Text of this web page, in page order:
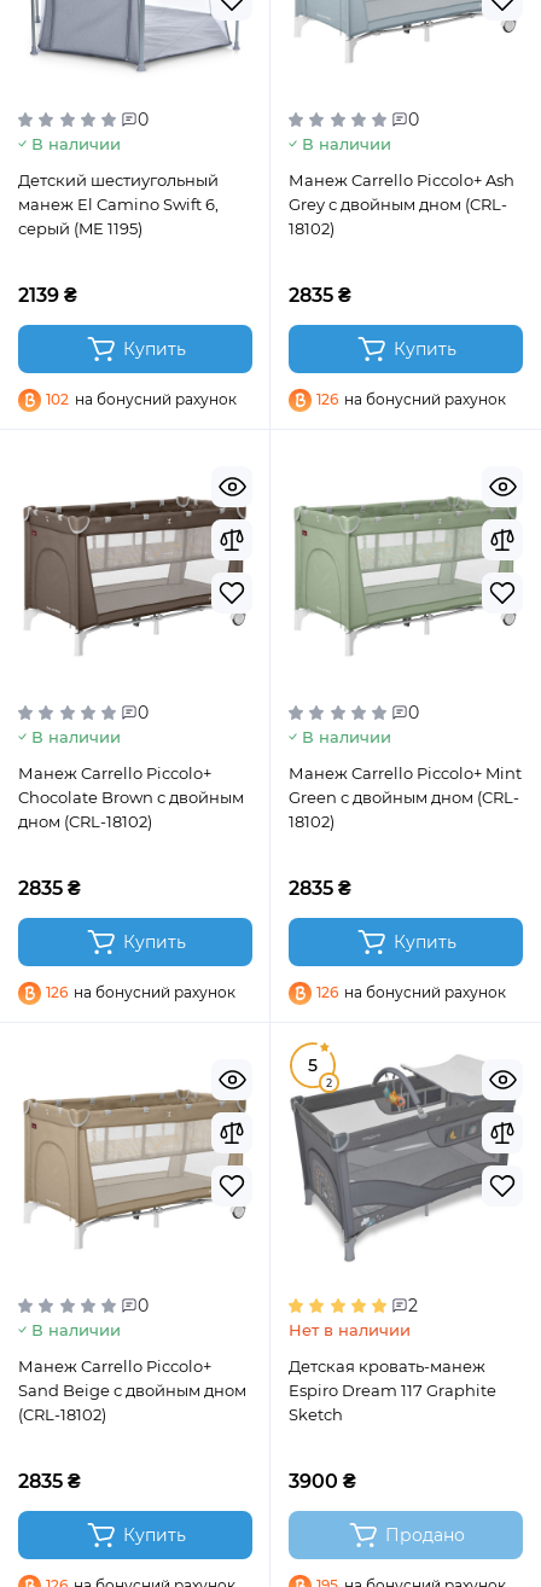
0
В наличии
Детский шестиугольный
манеж El Camino Swift 6,
серый (ME 1195)
2139 ₴
Купить
102 на бонусний рахунок
0
В наличии
Манеж Carrello Piccolo+ Ash
Grey с двойным дном (CRL-
18102)
2835 ₴
Купить
126 на бонусний рахунок
0
В наличии
Манеж Carrello Piccolo+
Chocolate Brown с двойным
дном (CRL-18102)
2835 ₴
Купить
126 на бонусний рахунок
0
В наличии
Манеж Carrello Piccolo+ Mint
Green с двойным дном (CRL-
18102)
2835 ₴
Купить
126 на бонусний рахунок
0
В наличии
Манеж Carrello Piccolo+
Sand Beige с двойным дном
(CRL-18102)
2835 ₴
Купить
5
2
2
Нет в наличии
Детская кровать-манеж
Espiro Dream 117 Graphite
Sketch
3900 ₴
Продано